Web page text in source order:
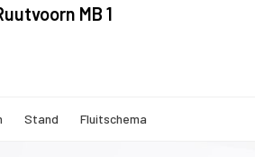
MB 1
Stand Fluitschema